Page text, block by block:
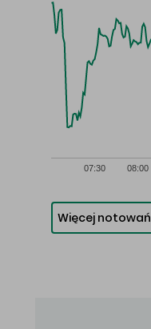
08:00
07:30
Więcej notowań